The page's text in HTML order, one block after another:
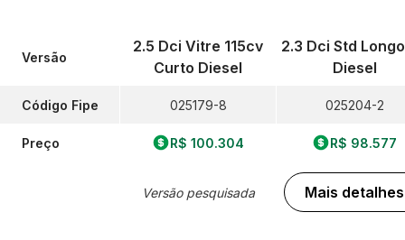
Versão
Código Fipe
Preço
2.5 Dci Vitre 115cv
Curto Diesel
025179-8
R$ 100.304
Versão pesquisada
2.3 Dci Std
Diesel
025204-2
R$ 98.577
Mais detalhes